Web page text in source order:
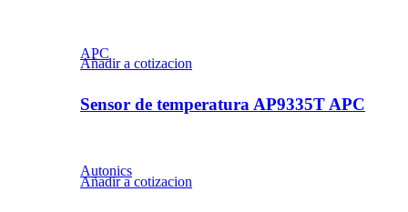
APC
Añadir a cotizacion
Sensor de temperatura AP9335T APC
Autonics
Añadir a cotizacion